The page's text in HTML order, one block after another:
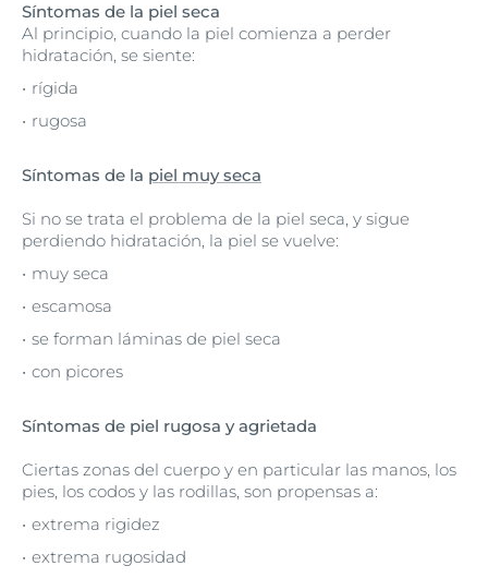
Síntomas de la piel seca
Al principio, cuando la piel comienza a perder
hidratación, se siente:
rígida
rugosa
Síntomas de la piel muy seca
Si no se trata el problema de la piel seca, y sigue
perdiendo hidratación, la piel se vuelve:
muy seca
escamosa
se forman láminas de piel seca
con picores
Síntomas de piel rugosa y agrietada
Ciertas zonas del cuerpo y en particular las manos, los
pies, los codos y las rodillas, son propensas a:
extrema rigidez
extrema rugosidad